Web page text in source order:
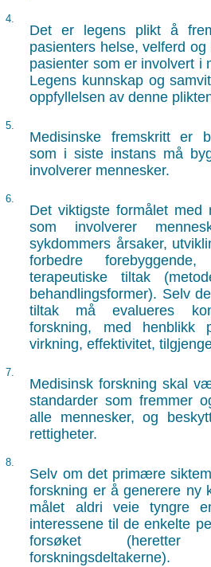
4.
Det er legens plikt å
pasienters helse, velferd
pasienter som er involvert i
Legens kunnskap og
oppfyllelsen av denne
5.
Medisinske fremskritt er
som i siste instans må
involverer mennesker.
6.
Det viktigste formålet med
som involverer
sykdommers årsaker,
forbedre
terapeutiske tiltak
behandlingsformer). Selv
tiltak må evalueres
forskning, med henblikk
virkning, effektivitet,
7.
Medisinsk forskning skal
standarder som fremmer
alle mennesker, og
rettigheter.
8.
Selv om det primære
forskning er å generere ny
målet aldri veie tyngre
interessene til de enkelte
forsøket
forskningsdeltakerne).